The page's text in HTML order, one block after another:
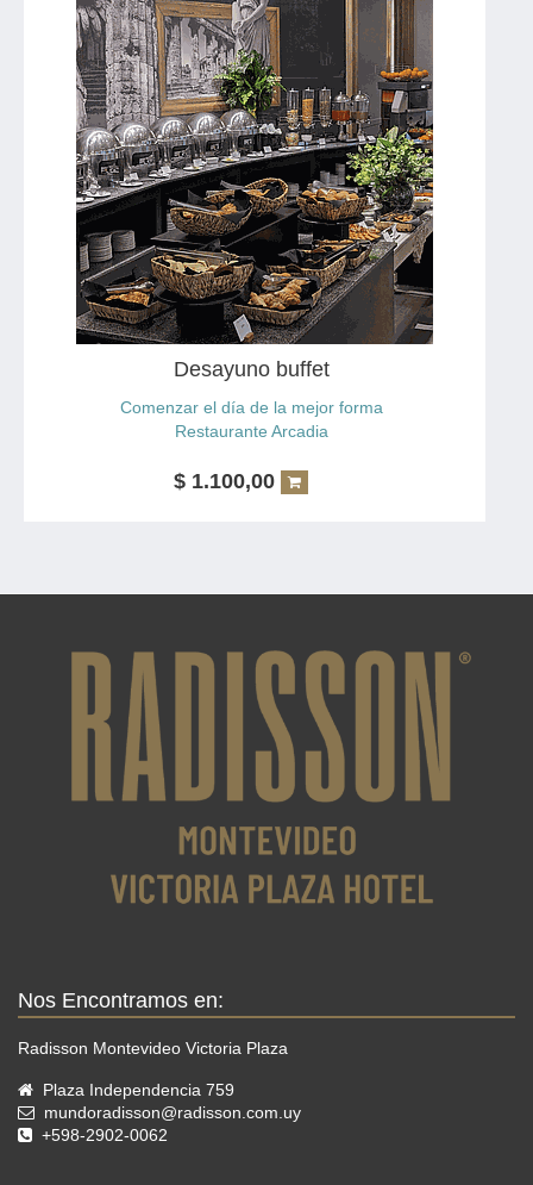
Desayuno buffet
Comenzar el día de la mejor forma
Restaurante Arcadia
para su desayuno.
opciones de cereales y yogures, así como opciones
calientes, huevos, tocino y fiambres.
Mientras disfruta de su comida, disfrute de las
impresionantes vistas panorámicas de la ciudad desde
nuestro piso 25, lo que hará que su experiencia de
No importa si está buscando un lugar para una reunión
de negocios o simplemente quiere disfrutar de una
deliciosa comida en un ambiente elegante, nuestro
$ 1.100,00
Nos Encontramos en:
Radisson Montevideo Victoria Plaza
Plaza Independencia 759
mundoradisson@radisson.com.uy
+598-2902-0062